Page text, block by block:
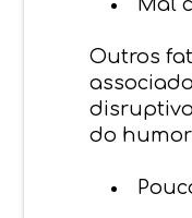
Outros
do